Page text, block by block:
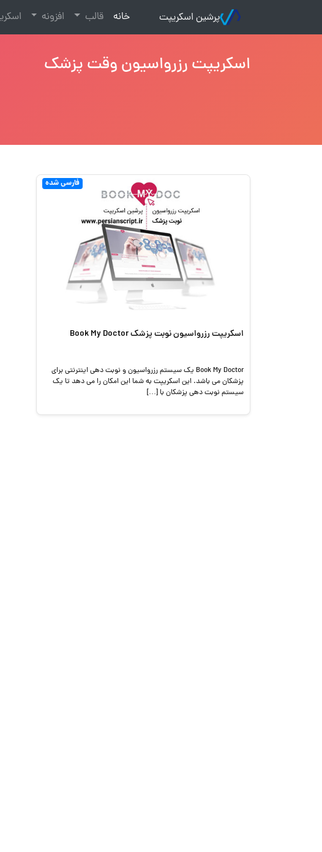
پرشین اسکریپت خانه
(current) قالب افزونه
اسکریپت رزرواسیون وقت پزشک
فارسی شده
اسکریپت رزرواسیون نوبت پزشک Book My Doctor
Book My Doctor یک سیستم رزرواسیون و نوبت دهی اینترنتی برای
پزشکان می باشد. این اسکریپت به شما این امکان را می دهد تا یک
سیستم نوبت دهی پزشکان با […]